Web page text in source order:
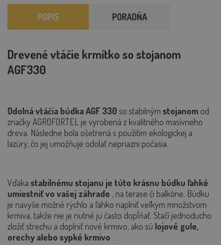
POPIS PORADŇA
Drevené vtáčie krmítko so stojanom
AGF330
Odolná vtáčia búdka AGF 330so stabilným stojanom od
značky AGROFORTEL je vyrobená z kvalitného masívneho
dreva. Následne bola ošetrená s použitím ekologickej a
lazúry, čo jej umožňuje odolať nepriazni počasia.
Vďaka stabilnému stojanu je túto krásnu búdku ľahké
umiestniť vo vašej záhrade , na terase či balkóne. Búdku
je navyše možné rýchlo a ľahko naplniť veľkým množstvom
krmiva, takže nie je nutné ju často dopĺňať. Stačí jednoducho
zložiť strechu a doplniť nové krmivo, ako sú lojové gule,
orechy alebo sypké krmivo .